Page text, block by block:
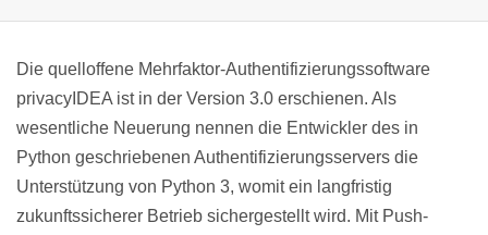
Die quelloffene Mehrfaktor-Authentifizierungssoftware
privacyIDEA ist in der Version 3.0 erschienen. Als
wesentliche Neuerung nennen die Entwickler des in
Python geschriebenen Authentifizierungsservers die
Unterstützung von Python 3, womit ein langfristig
zukunftssicherer Betrieb sichergestellt wird. Mit Push-